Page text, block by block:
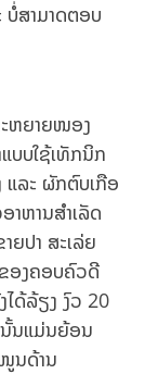
ສາມາດຕອບ
ຫຍາຍໜອງ
ບບໃຊ້ເທັກນິກ
ລະ ຜັກຕົບເກືອ
າຫານສຳເລັດ
ຍປາ ສະເລ່ຍ
ອງຄອບຄົວດີ
ດ້ລ້ຽງ ງົວ 20
ນັ້ນແມ່ນຍ້ອນ
ນດ້ານ